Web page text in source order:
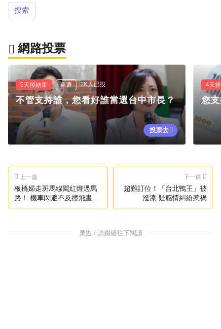
搜索
網路投票
5天後結束 單選 2K人已投
不管支持誰，您看好誰當選台中市長？
投票去
4天
您
上一篇
板橋婦走斑馬線闖紅燈過馬
路！ 機車閃避不及撞飛畫面
曝光
下一篇
超難訂位！「台北鴨王」被
潑漆 疑感情糾紛惹禍
廣告 / 請繼續往下閱讀